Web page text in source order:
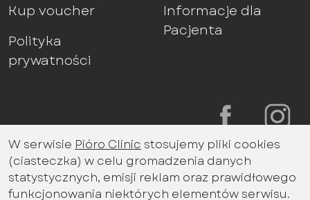
Kup voucher
Polityka
prywatności
Informacje dla
Pacjenta
Bądź na bieżąco z aktualnościami
promocjami miesiąca
Imię i nazwisko
W serwisie Pióro Clinic stosujemy pliki cookies
(ciasteczka) w celu gromadzenia danych
statystycznych, emisji reklam oraz prawidłowego
funkcjonowania niektórych elementów serwisu.